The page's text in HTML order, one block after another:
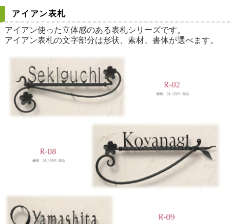
アイアン表札
アイアン使った立体感のある表札シリーズです。
アイアン表札の文字部分は形状、素材、書体が選べます。